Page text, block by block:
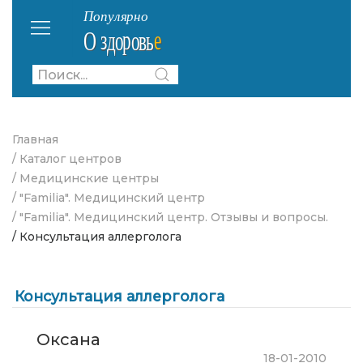
Главная
/ Каталог центров
/ Медицинские центры
/ "Familia". Медицинский центр
/ "Familia". Медицинский центр. Отзывы и вопросы.
/ Консультация аллерголога
Консультация аллерголога
Оксана
18-01-2010